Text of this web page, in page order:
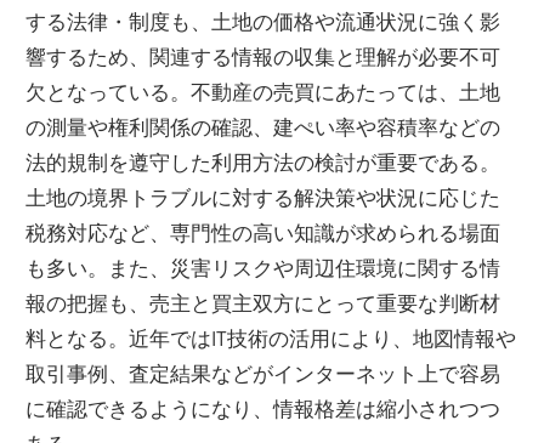
する法律・制度も、土地の価格や流通状況に強く影
響するため、関連する情報の収集と理解が必要不可
欠となっている。不動産の売買にあたっては、土地
の測量や権利関係の確認、建ぺい率や容積率などの
法的規制を遵守した利用方法の検討が重要である。
土地の境界トラブルに対する解決策や状況に応じた
税務対応など、専門性の高い知識が求められる場面
も多い。また、災害リスクや周辺住環境に関する情
報の把握も、売主と買主双方にとって重要な判断材
料となる。近年ではIT技術の活用により、地図情報や
取引事例、査定結果などがインターネット上で容易
に確認できるようになり、情報格差は縮小されつつ